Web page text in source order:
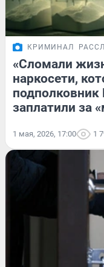
КРИМИНАЛ
«Сломали
наркосети,
заплатили за
1 мая, 2026, 17:00 1